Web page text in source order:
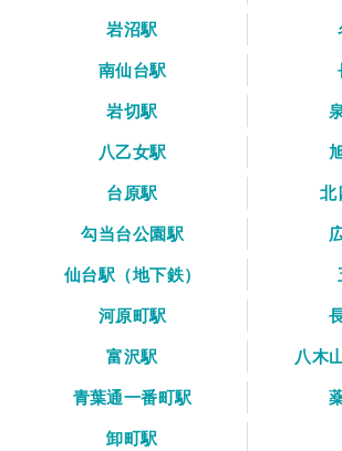
岩沼駅
南仙台駅
岩切駅
八乙女駅
台原駅
北
勾当台公園駅
仙台駅（地下鉄）
河原町駅
富沢駅
八木
青葉通一番町駅
卸町駅